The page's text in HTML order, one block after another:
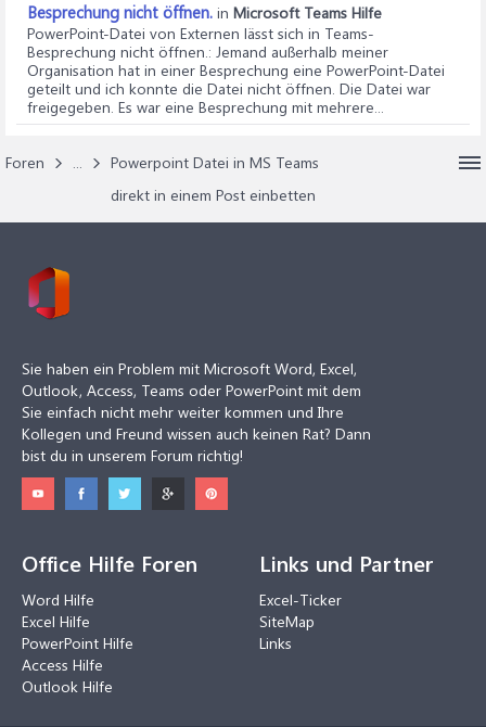
Besprechung nicht öffnen. in Microsoft Teams Hilfe
PowerPoint-Datei von Externen lässt sich in Teams-
Besprechung nicht öffnen.: Jemand außerhalb meiner
Organisation hat in einer Besprechung eine PowerPoint-Datei
geteilt und ich konnte die Datei nicht öffnen. Die Datei war
freigegeben. Es war eine Besprechung mit mehrere...
Foren ...
Powerpoint Datei in MS Teams
direkt in einem Post einbetten
Sie haben ein Problem mit Microsoft Word, Excel,
Outlook, Access, Teams oder PowerPoint mit dem
Sie einfach nicht mehr weiter kommen und Ihre
Kollegen und Freund wissen auch keinen Rat? Dann
bist du in unserem Forum richtig!
Office Hilfe Foren
Word Hilfe
Excel Hilfe
PowerPoint Hilfe
Access Hilfe
Outlook Hilfe
Links und Partner
Excel-Ticker
SiteMap
Links